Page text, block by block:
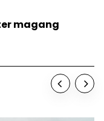
magang